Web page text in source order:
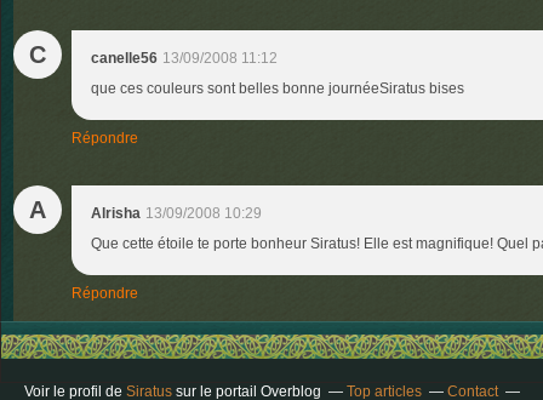
C canelle56 13/09/2008 11:12
que ces couleurs sont belles bonne journéeSiratus bises
Répondre
A Alrisha 13/09/2008 10:29
Que cette étoile te porte bonheur Siratus! Elle est magnifique! Quel
Répondre
Voir le profil de Siratussur le portail Overblog Top articles Contact